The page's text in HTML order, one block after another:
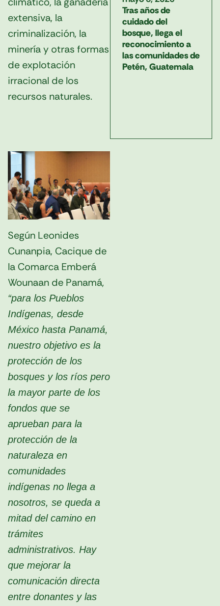
extensiva, la
criminalización, la
minería y otras formas
de explotación
irracional de los
recursos naturales.
Según Leonides
Cunanpia, Cacique de
la Comarca Emberá
Wounaan de Panamá,
“para los Pueblos
Indígenas, desde
México hasta Panamá,
nuestro objetivo es la
protección de los
bosques y los ríos pero
la mayor parte de los
fondos que se
aprueban para la
protección de la
naturaleza en
comunidades
indígenas no llega a
nosotros, se queda a
mitad del camino en
trámites
administrativos. Hay
que mejorar la
comunicación directa
entre donantes y las
Tras años de
cuidado del
bosque, llega el
reconocimiento a
las comunidades de
Petén, Guatemala